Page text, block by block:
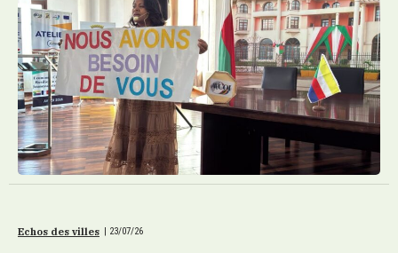
Echos des villes | 23/07/26